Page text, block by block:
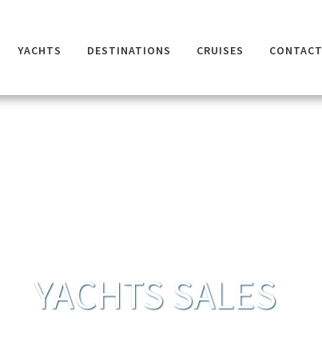
YACHTS DESTINATIONS CRUISES CONTACT
YACHTS SALES